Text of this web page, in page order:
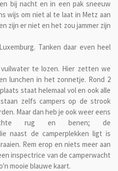
bij nacht en in een pak sneeuw
wijs om niet al te laat in Metz aan
zijn er niet en het zou jammer zijn
Tanken daar even heel
te lozen. Hier zetten we
lunchen in het zonnetje. Rond 2
staat helemaal vol en ook alle
zelfs campers op de strook
Maar dan heb je ook weer eens
rug en benen; de
naast de camperplekken ligt is
Rem erop en niets meer aan
inspectrice van de camperwacht
mooie blauwe kaart.